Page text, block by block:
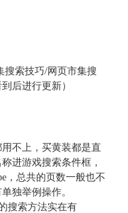
搜索技巧/网页市集搜
后进行更新）
不上，买黄装都是直
进游戏搜索条件框，
，总共的页数一般也不
独举例操作。
搜索方法实在有